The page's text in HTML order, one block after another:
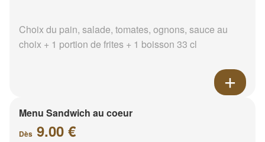
Choix du pain, salade, tomates, ognons, sauce au
choix + 1 portion de frites + 1 boisson 33 cl
Menu Sandwich au coeur
Dès 9.00 €